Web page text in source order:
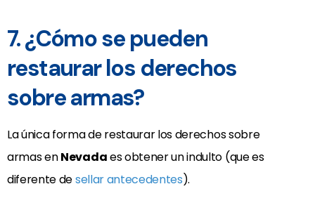
7. ¿Cómo se pueden
restaurar los derechos
sobre armas?
La única forma de restaurar los derechos sobre
armas enNevadaes obtener un indulto (que es
diferente desellar antecedentes).